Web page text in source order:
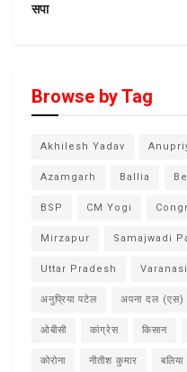
सपा
Browse by Tag
Akhilesh Yadav
Azamgarh Ballia
BSP CM Yogi
Mirzapur Samajwadi
Uttar Pradesh Varanasi
अनुप्रिया पटेल अपना दल (एस)
ओबीसी कांग्रेस किसान
कोरोना नीतीश कुमार बलिया